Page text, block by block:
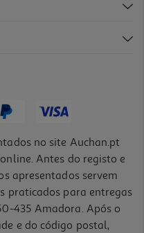
no site Auchan.pt
Antes do registo e
apresentados servem
praticados para entregas
435 Amadora. Após o
e do código postal,